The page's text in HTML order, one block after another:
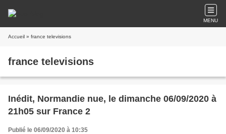
MENU
Accueil » france televisions
france televisions
Inédit, Normandie nue, le dimanche 06/09/2020 à
21h05 sur France 2
Publié le 06/09/2020 à 10:35